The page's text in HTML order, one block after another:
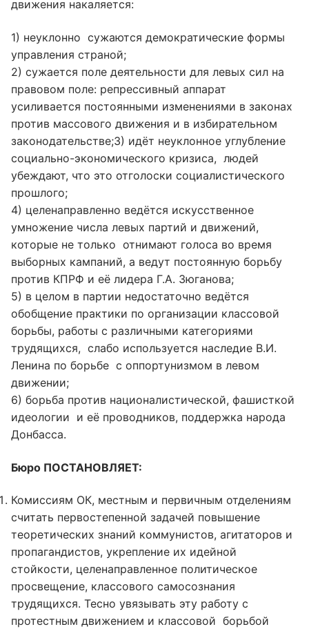
движения накаляется:
1) неуклонно сужаются демократические формы
управления страной;
2) сужается поле деятельности для левых сил на
правовом поле: репрессивный аппарат
усиливается постоянными изменениями в законах
против массового движения и в избирательном
законодательстве;3) идёт неуклонное углубление
социально-экономического кризиса, людей
убеждают, что это отголоски социалистического
прошлого;
4) целенаправленно ведётся искусственное
умножение числа левых партий и движений,
которые не только отнимают голоса во время
выборных кампаний, а ведут постоянную борьбу
против КПРФ и её лидера Г.А. Зюганова;
5) в целом в партии недостаточно ведётся
обобщение практики по организации классовой
борьбы, работы с различными категориями
трудящихся, слабо используется наследие В.И.
Ленина по борьбе с оппортунизмом в левом
движении;
6) борьба против националистической, фашисткой
идеологии и её проводников, поддержка народа
Донбасса.
Бюро ПОСТАНОВЛЯЕТ:
Комиссиям ОК, местным и первичным отделениям
считать первостепенной задачей повышение
теоретических знаний коммунистов, агитаторов и
пропагандистов, укрепление их идейной
стойкости, целенаправленное политическое
просвещение, классового самосознания
трудящихся. Тесно увязывать эту работу с
протестным движением и классовой борьбой